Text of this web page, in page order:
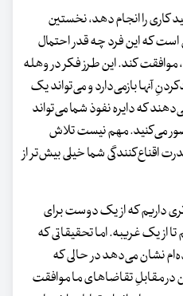
کاری را انجام دهد، نخستین
که این فرد چه‌ قدر احتمال
موافقت کند. این طرز فکر در وهله
آنها بازمی‌دارد و می‌تواند یک
که دایره نفوذ شما می‌تواند
می‌کنید. مهم نیست تلاش
اقناع‌کنندگی شما خیلی بیش‌تر از
داریم که از یک دوست برای
از یک غریبه. اما تحقیقاتی که
نشان می‌دهد در حالی که
مقابلِ تقاضاهای ما موافقت